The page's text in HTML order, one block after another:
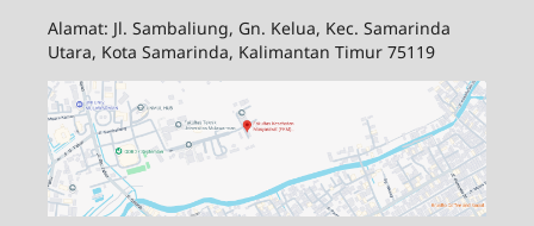
Alamat: Jl. Sambaliung, Gn. Kelua, Kec. Samarinda
Utara, Kota Samarinda, Kalimantan Timur 75119